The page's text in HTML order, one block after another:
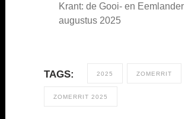
Krant: de Gooi- en
augustus 2025
TAGS: 2025 ZOMERRIT
ZOMERRIT 2025